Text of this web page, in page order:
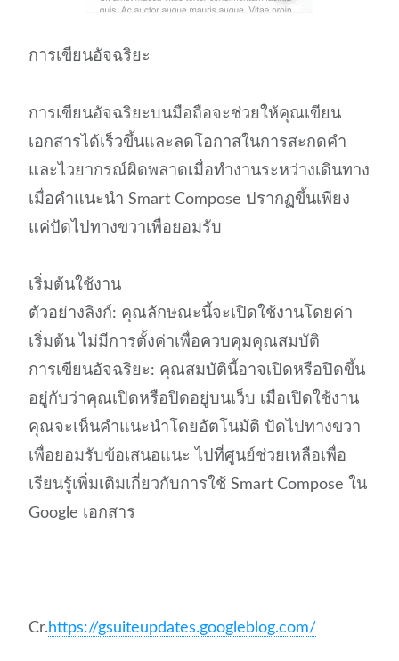
การเขียนอัจฉริยะ
การเขียนอัจฉริยะบนมือถือจะช่วยให้คุณเขียน
เอกสารได้เร็วขึ้นและลดโอกาสในการสะกดคำ
และไวยากรณ์ผิดพลาดเมื่อทำงานระหว่างเดินทาง
เมื่อคำแนะนำ Smart Compose ปรากฏขึ้นเพียง
แค่ปัดไปทางขวาเพื่อยอมรับ
เริ่มต้นใช้งาน
ตัวอย่างลิงก์: คุณลักษณะนี้จะเปิดใช้งานโดยค่า
เริ่มต้น ไม่มีการตั้งค่าเพื่อควบคุมคุณสมบัติ
การเขียนอัจฉริยะ: คุณสมบัตินี้อาจเปิดหรือปิดขึ้น
อยู่กับว่าคุณเปิดหรือปิดอยู่บนเว็บ เมื่อเปิดใช้งาน
คุณจะเห็นคำแนะนำโดยอัตโนมัติ ปัดไปทางขวา
เพื่อยอมรับข้อเสนอแนะ ไปที่ศูนย์ช่วยเหลือเพื่อ
เรียนรู้เพิ่มเติมเกี่ยวกับการใช้ Smart Compose ใน
Google เอกสาร
Cr. https://gsuiteupdates.googleblog.com/